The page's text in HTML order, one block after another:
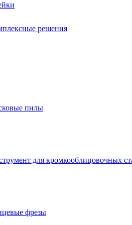
решения
пилы
для кромкооблицовочных
фрезы